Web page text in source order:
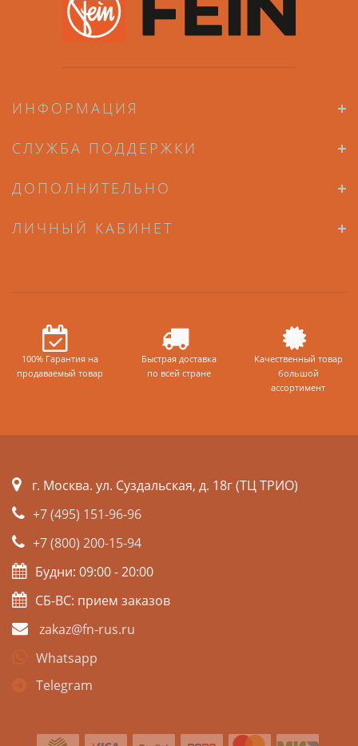
ИНФОРМАЦИЯ
СЛУЖБА ПОДДЕРЖКИ
ДОПОЛНИТЕЛЬНО
ЛИЧНЫЙ КАБИНЕТ
100% Гарантия на
продаваемый товар
Быстрая доставка
по всей стране
Качественный товар
большой
ассортимент
г. Москва. ул. Суздальская, д. 18г (ТЦ ТРИО)
+7 (495) 151-96-96
+7 (800) 200-15-94
Будни: 09:00 - 20:00
СБ-ВС: прием заказов
zakaz@fn-rus.ru
Whatsapp
Telegram